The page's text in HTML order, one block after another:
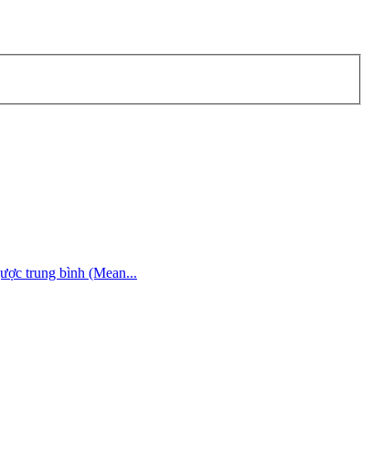
trung bình (Mean...